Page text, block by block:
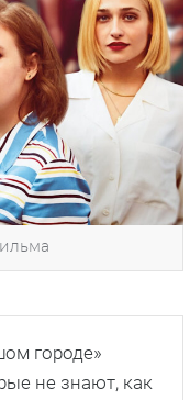
городе»
не знают, как